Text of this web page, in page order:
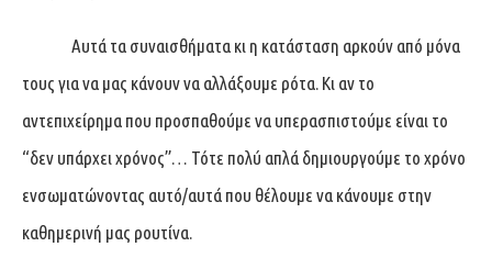
Αυτά τα συναισθήματα κι η κατάσταση αρκούν από μόνα
τους για να μας κάνουν να αλλάξουμε ρότα. Κι αν το
αντεπιχείρημα που προσπαθούμε να υπερασπιστούμε είναι το
“δεν υπάρχει χρόνος”… Τότε πολύ απλά δημιουργούμε το χρόνο
ενσωματώνοντας αυτό/αυτά που θέλουμε να κάνουμε στην
καθημερινή μας ρουτίνα.